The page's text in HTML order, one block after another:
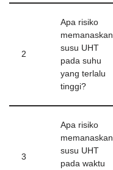
2
Apa risiko
memanaskan
susu UHT
pada suhu
yang terlalu
tinggi?
3
Apa risiko
memanaskan
susu UHT
pada waktu